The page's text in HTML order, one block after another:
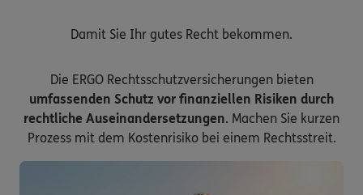
Damit Sie Ihr gutes Recht bekommen.
Die ERGO Rechtsschutzversicherungen bieten
umfassenden Schutz vor finanziellen Risiken durch
rechtliche Auseinandersetzungen. Machen Sie kurzen
Prozess mit dem Kostenrisiko bei einem Rechtsstreit.